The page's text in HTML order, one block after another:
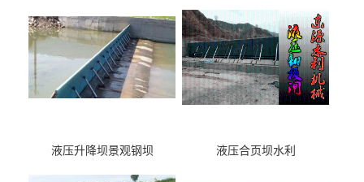
液压升降坝景观钢坝 液压合页坝水利